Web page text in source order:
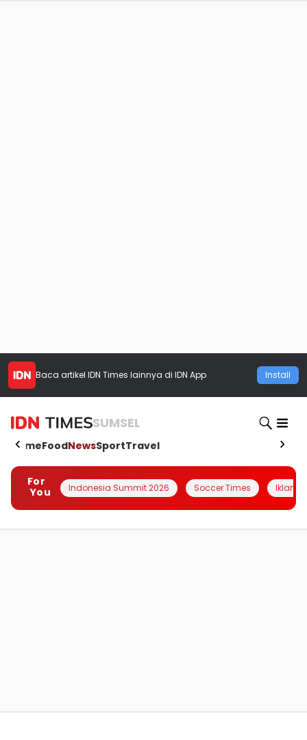
Baca artikel IDN Times lainnya di IDN App Install
SUMSEL
HomeFoodNewsSportTravel
For
You
Indonesia Summit 2026 Soccer Times Iklanin